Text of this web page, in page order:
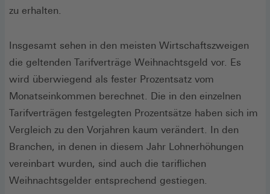
zu erhalten.
Insgesamt sehen in den meisten Wirtschaftszweigen
die geltenden Tarifverträge Weihnachtsgeld vor. Es
wird überwiegend als fester Prozentsatz vom
Monatseinkommen berechnet. Die in den einzelnen
Tarifverträgen festgelegten Prozentsätze haben sich im
Vergleich zu den Vorjahren kaum verändert. In den
Branchen, in denen in diesem Jahr Lohnerhöhungen
vereinbart wurden, sind auch die tarif­lichen
Weihnachtsgelder entsprechend gestiegen.